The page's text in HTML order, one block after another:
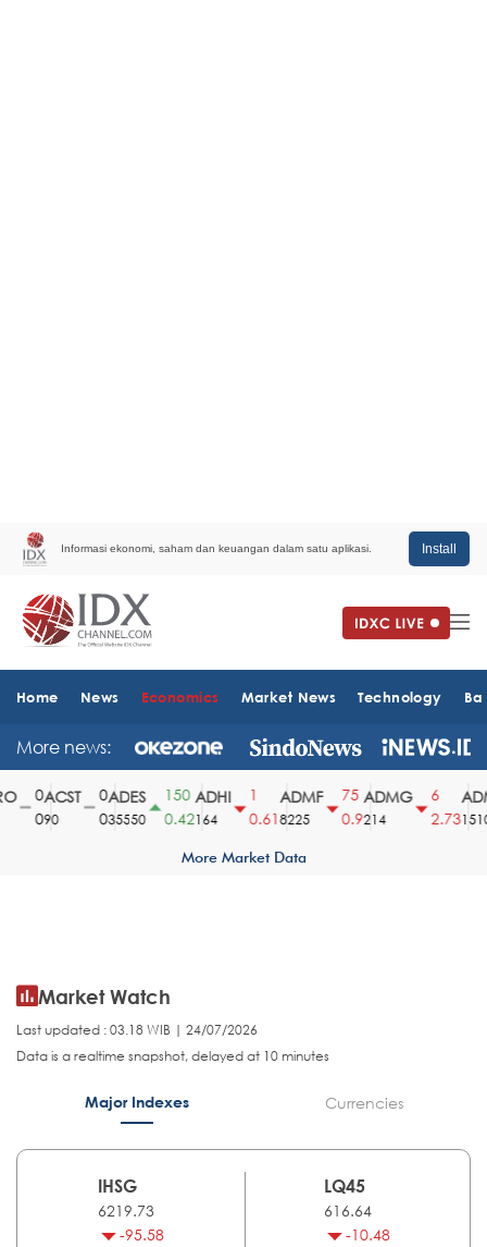
Informasi ekonomi, saham dan keuangan dalam satu aplikasi. Install
Home News Economics Market News Technology
More news:
ACST
90
ADES
35550
150
0.42
ADHI
164
0.61
ADMF
8225
75
0.9
ADMG
214
2.731510
More Market Data
Market Watch
Last updated : 03.18 WIB | 24/07/2026
Data is a realtime snapshot, delayed at 10 minutes
Major Indexes Currencies
IHSG
6219.73
-95.58
LQ45
616.64
-10.48